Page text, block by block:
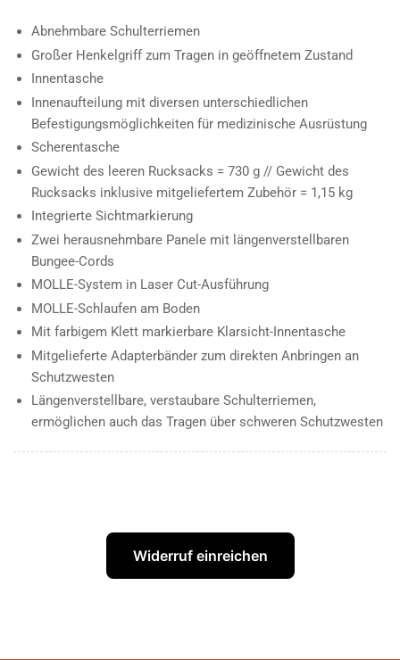
Abnehmbare Schulterriemen
Großer Henkelgriff zum Tragen in geöffnetem Zustand
Innentasche
Innenaufteilung mit diversen unterschiedlichen
Befestigungsmöglichkeiten für medizinische Ausrüstung
Scherentasche
Gewicht des leeren Rucksacks = 730 g // Gewicht des
Rucksacks inklusive mitgeliefertem Zubehör = 1,15 kg
Integrierte Sichtmarkierung
Zwei herausnehmbare Panele mit längenverstellbaren
Bungee-Cords
MOLLE-System in Laser Cut-Ausführung
MOLLE-Schlaufen am Boden
Mit farbigem Klett markierbare Klarsicht-Innentasche
Mitgelieferte Adapterbänder zum direkten Anbringen an
Schutzwesten
Längenverstellbare, verstaubare Schulterriemen,
ermöglichen auch das Tragen über schweren Schutzwesten
Widerruf einreichen